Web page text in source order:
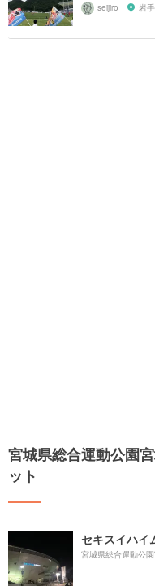
seijiro 岩手
宮城県総合運動公園
ット
セキスイハイ
宮城県総合運動公